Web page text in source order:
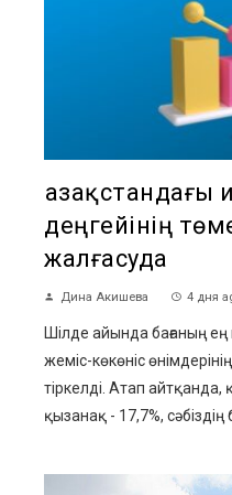
Қазақстандағы
деңгейінің
жалғасуда
Дина Акишева 4 дня
Шілде айында бағаның
жеміс-көкөніс
тіркелді. Атап айтқанда,
қызанақ - 17,7%, сәбіздің